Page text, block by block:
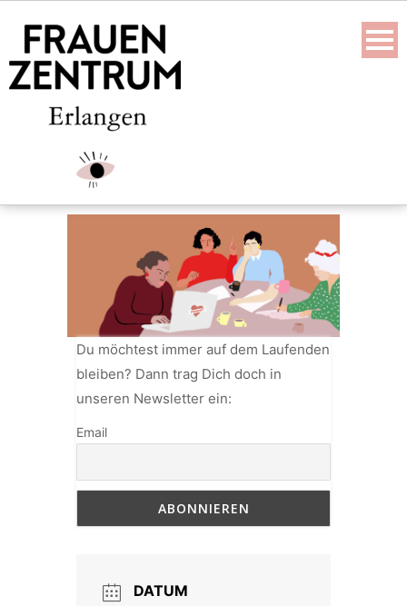
content
Du möchtest immer auf dem Laufenden
bleiben? Dann trag Dich doch in
unseren Newsletter ein:
Email
DATUM